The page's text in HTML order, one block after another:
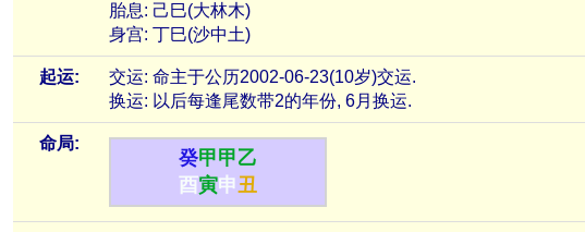
胎息: 己巳(大林木)
身宫: 丁巳(沙中土)
起运:
交运: 命主于公历2002-06-23(10岁)交运.
换运: 以后每逢尾数带2的年份, 6月换运.
命局:
癸甲甲乙
酉寅申丑